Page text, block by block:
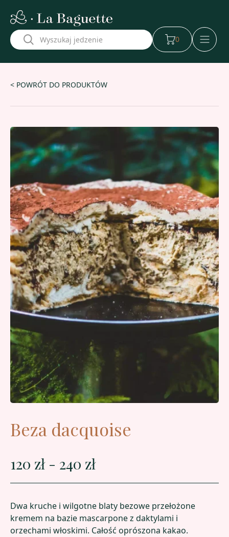
0
< POWRÓT DO PRODUKTÓW
Beza dacquoise
120 zł - 240 zł
Dwa kruche i wilgotne blaty bezowe przełożone
kremem na bazie mascarpone z daktylami i
orzechami włoskimi. Całość oprószona kakao.